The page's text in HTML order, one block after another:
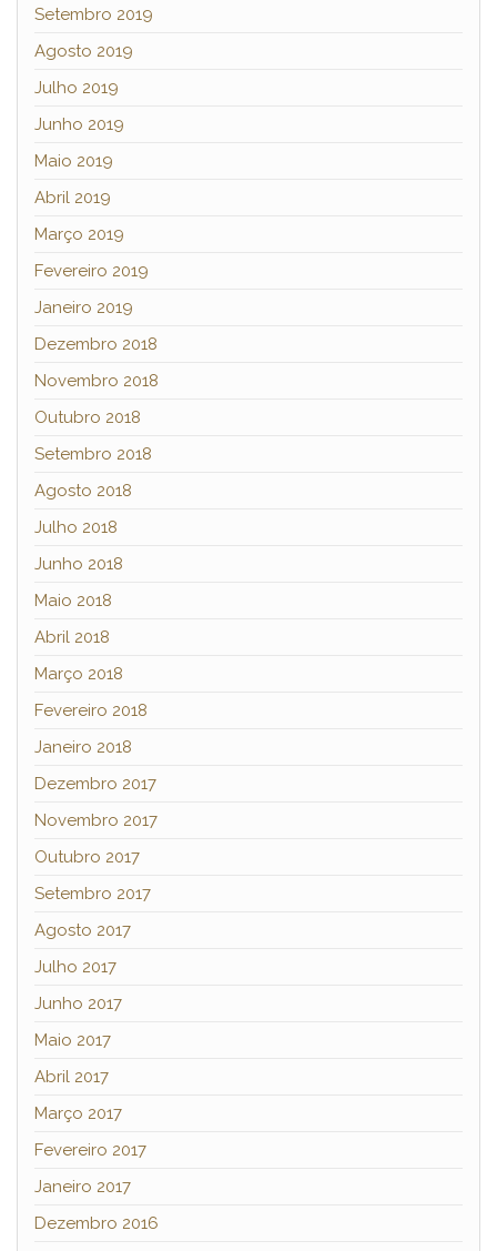
Setembro 2019
Agosto 2019
Julho 2019
Junho 2019
Maio 2019
Abril 2019
Março 2019
Fevereiro 2019
Janeiro 2019
Dezembro 2018
Novembro 2018
Outubro 2018
Setembro 2018
Agosto 2018
Julho 2018
Junho 2018
Maio 2018
Abril 2018
Março 2018
Fevereiro 2018
Janeiro 2018
Dezembro 2017
Novembro 2017
Outubro 2017
Setembro 2017
Agosto 2017
Julho 2017
Junho 2017
Maio 2017
Abril 2017
Março 2017
Fevereiro 2017
Janeiro 2017
Dezembro 2016